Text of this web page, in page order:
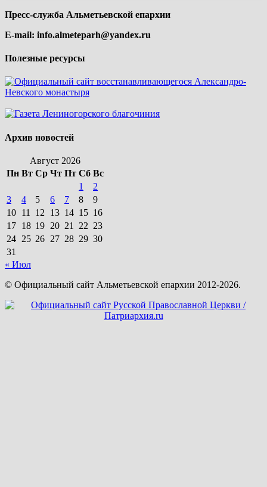
Пресс-служба Альметьевской епархии
E-mail: info.almeteparh@yandex.ru
Полезные ресурсы
Архив новостей
Август 2026
Пн Вт Ср Чт Пт Сб Вс
1
2
3
4 5 6 7 8
9
10 11 12 13 14 15 16
17 18 19 20 21 22 23
24 25 26 27 28 29 30
31
« Июл
© Официальный сайт Альметьевской епархии 2012-2026.